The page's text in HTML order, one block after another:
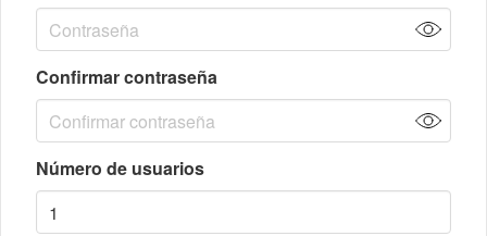
Confirmar contraseña
Número de usuarios